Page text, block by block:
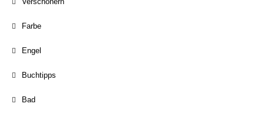
Farbe
Engel
Buchtipps
Bad